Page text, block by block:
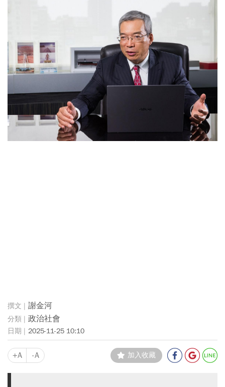
謝金河
政治社會
2025-11-25 10:10
+A -A 加入收藏